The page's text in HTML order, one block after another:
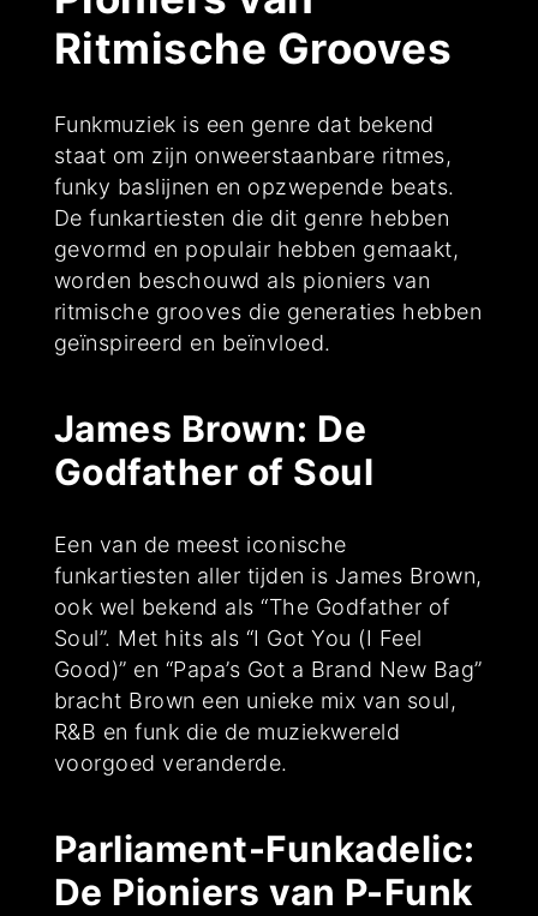
Ritmische Grooves
Funkmuziek is een genre dat bekend
staat om zijn onweerstaanbare ritmes,
funky baslijnen en opzwepende beats.
De funkartiesten die dit genre hebben
gevormd en populair hebben gemaakt,
worden beschouwd als pioniers van
ritmische grooves die generaties hebben
geïnspireerd en beïnvloed.
James Brown: De
Godfather of Soul
Een van de meest iconische
funkartiesten aller tijden is James Brown,
ook wel bekend als “The Godfather of
Soul”. Met hits als “I Got You (I Feel
Good)” en “Papa’s Got a Brand New Bag”
bracht Brown een unieke mix van soul,
R&B en funk die de muziekwereld
voorgoed veranderde.
Parliament-Funkadelic:
De Pioniers van P-Funk